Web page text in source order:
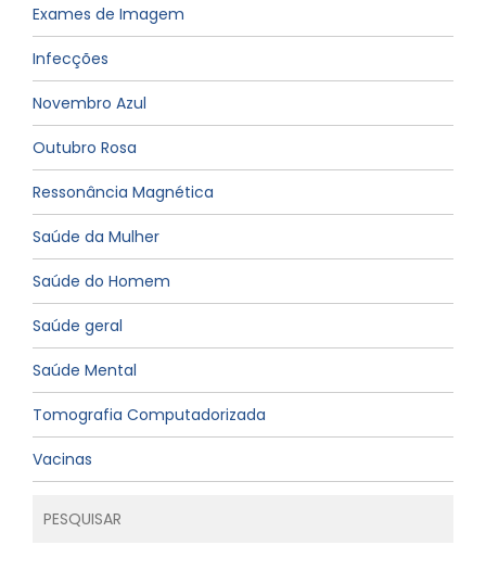
Exames de Imagem
Infecções
Novembro Azul
Outubro Rosa
Ressonância Magnética
Saúde da Mulher
Saúde do Homem
Saúde geral
Saúde Mental
Tomografia Computadorizada
Vacinas